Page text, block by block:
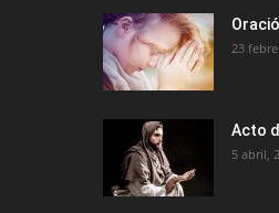
23
Acto
5 abril,